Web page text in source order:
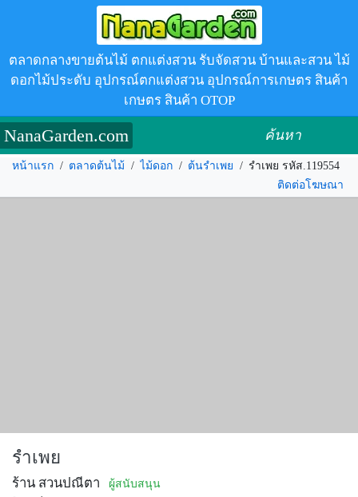
ตลาดกลางขายต้นไม้ ตกแต่งสวน รับจัดสวน บ้านและสวน ไม้
ดอกไม้ประดับ อุปกรณ์ตกแต่งสวน อุปกรณ์การเกษตร สินค้า
เกษตร สินค้า OTOP
NanaGarden.com ค้นหา
หน้าแรก / ตลาดต้นไม้ / ไม้ดอก / ต้นรำเพย / รำเพย รหัส.119554
ติดต่อโฆษณา
รำเพย
ร้าน สวนปณีตา
ผู้สนับสนุน